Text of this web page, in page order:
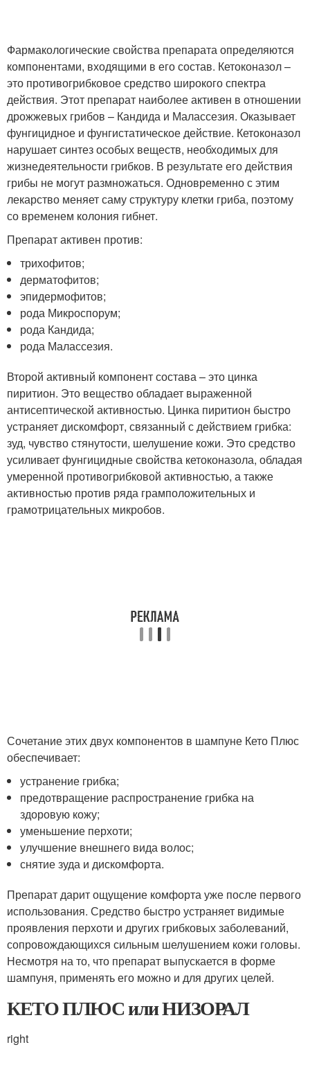
Фармакологические свойства препарата определяются
компонентами, входящими в его состав. Кетоконазол –
это противогрибковое средство широкого спектра
действия. Этот препарат наиболее активен в отношении
дрожжевых грибов – Кандида и Малассезия. Оказывает
фунгицидное и фунгистатическое действие. Кетоконазол
нарушает синтез особых веществ, необходимых для
жизнедеятельности грибков. В результате его действия
грибы не могут размножаться. Одновременно с этим
лекарство меняет саму структуру клетки гриба, поэтому
со временем колония гибнет.
Препарат активен против:
трихофитов;
дерматофитов;
эпидермофитов;
рода Микроспорум;
рода Кандида;
рода Малассезия.
Второй активный компонент состава – это цинка
пиритион. Это вещество обладает выраженной
антисептической активностью. Цинка пиритион быстро
устраняет дискомфорт, связанный с действием грибка:
зуд, чувство стянутости, шелушение кожи. Это средство
усиливает фунгицидные свойства кетоконазола, обладая
умеренной противогрибковой активностью, а также
активностью против ряда грамположительных и
грамотрицательных микробов.
Сочетание этих двух компонентов в шампуне Кето Плюс
обеспечивает:
устранение грибка;
предотвращение распространение грибка на
здоровую кожу;
уменьшение перхоти;
улучшение внешнего вида волос;
снятие зуда и дискомфорта.
Препарат дарит ощущение комфорта уже после первого
использования. Средство быстро устраняет видимые
проявления перхоти и других грибковых заболеваний,
сопровождающихся сильным шелушением кожи головы.
Несмотря на то, что препарат выпускается в форме
шампуня, применять его можно и для других целей.
КЕТО ПЛЮС или НИЗОРАЛ
right